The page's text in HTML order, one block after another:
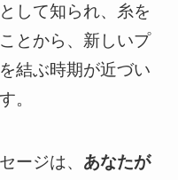
して知られ、糸を
とから、新しいプ
結ぶ時期が近づい
。
ージは、 あなたが